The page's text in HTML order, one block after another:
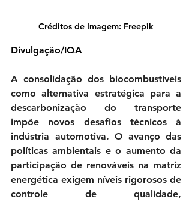
Créditos de Imagem: Freepik
Divulgação/IQA
A consolidação dos biocombustíveis
como alternativa estratégica para a
descarbonização do transporte
impõe novos desafios técnicos à
indústria automotiva. O avanço das
políticas ambientais e o aumento da
participação de renováveis na matriz
energética exigem níveis rigorosos de
controle de qualidade,